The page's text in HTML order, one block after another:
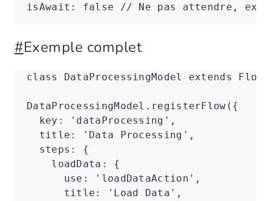
isAwait : false // Ne pas attendre,
#Exemple complet
class DataProcessingModel extends
DataProcessingModel .registerFlow ({
  key
: 'dataProcessing' ,
  title
: 'Data Processing' ,
  steps
:
{
    loadData
:
{
      use
: 'loadDataAction' ,
      title
: 'Load Data' ,